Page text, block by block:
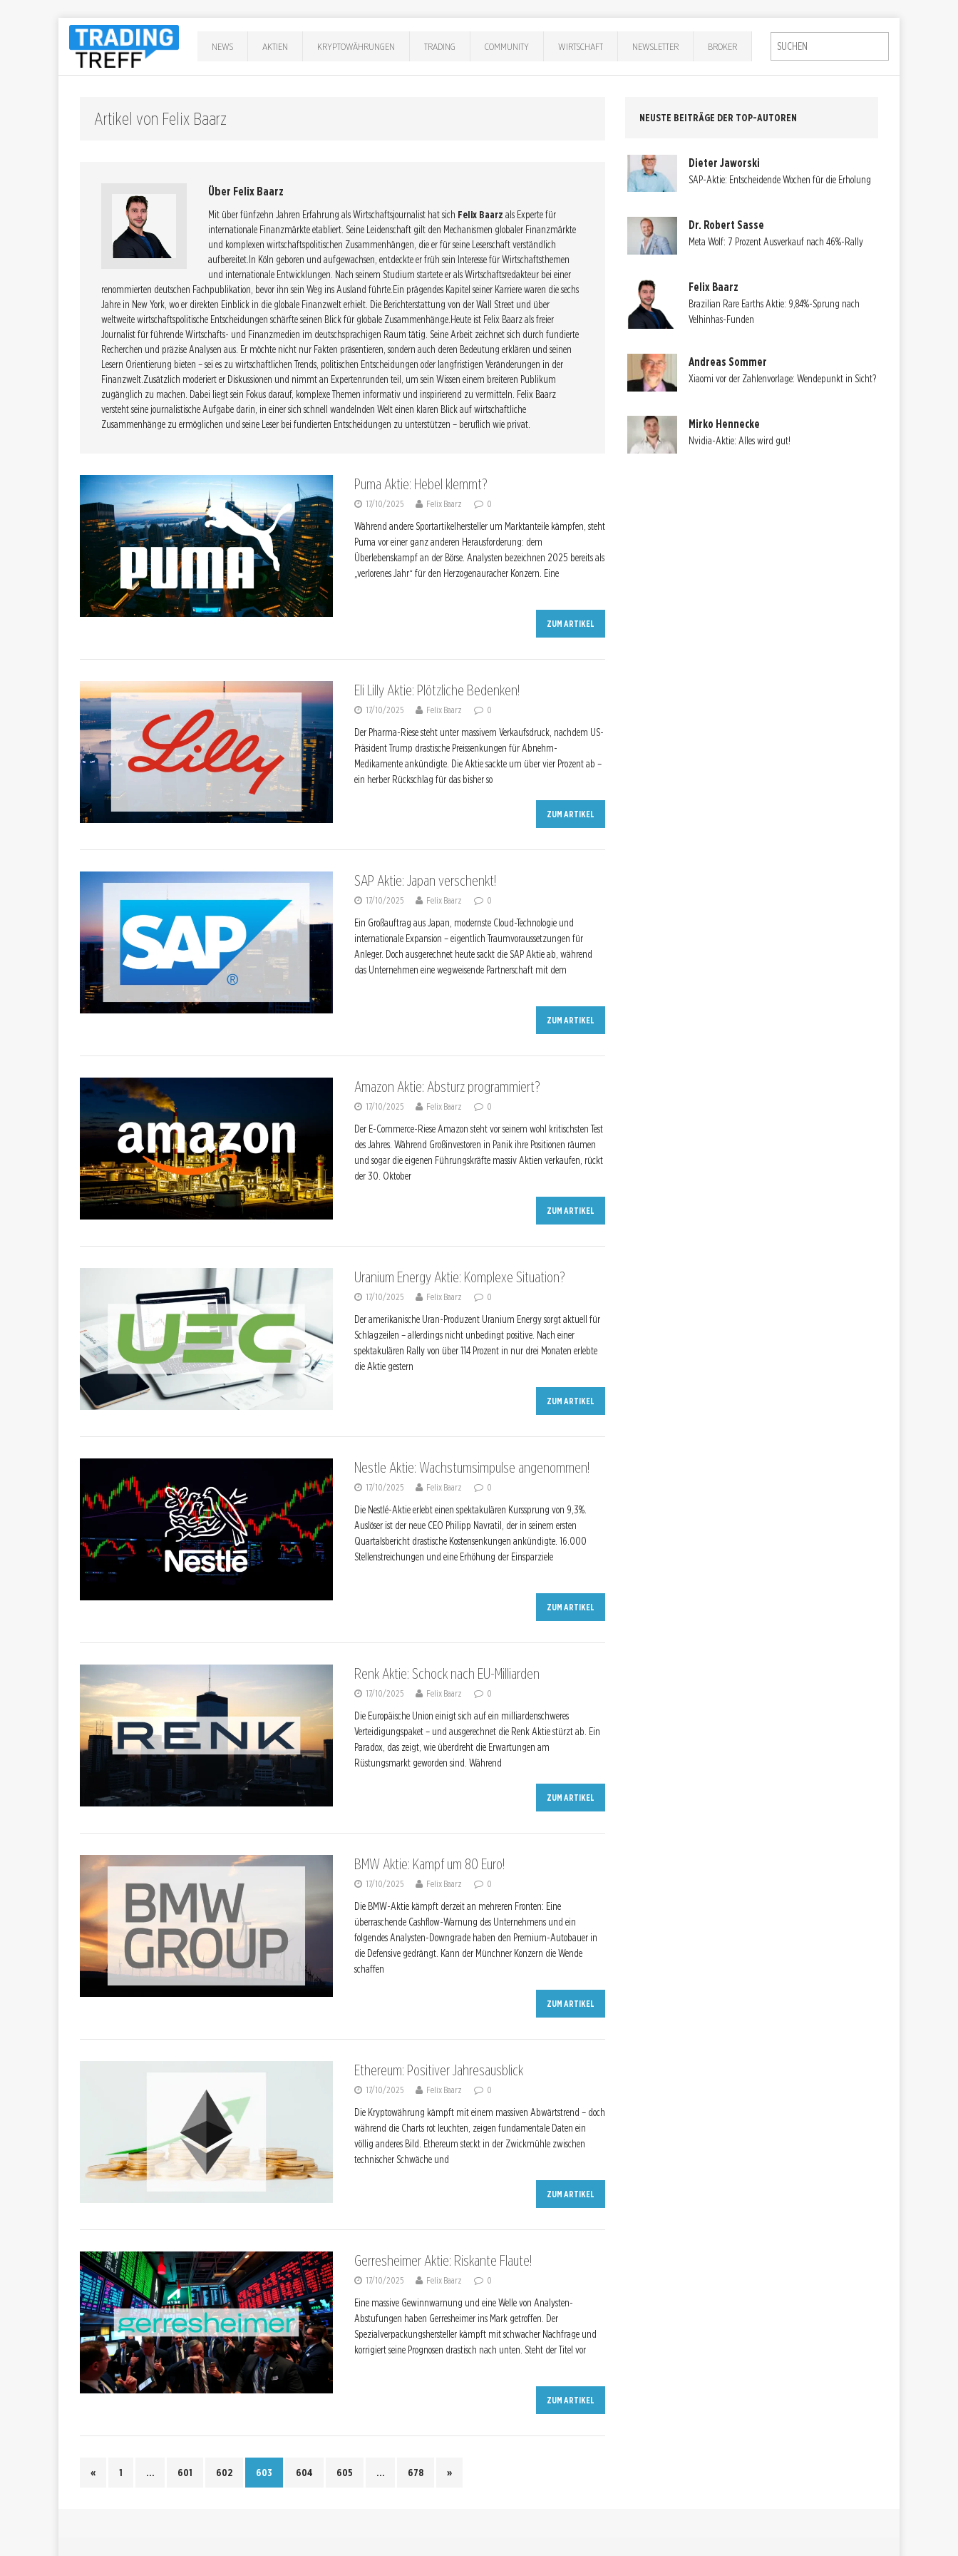
NEWS AKTIEN KRYPTOWÄHRUNGEN TRADING COMMUNITY WIRTSCHAFT NEWSLETTER BROKER
Artikel von Felix Baarz
Über Felix Baarz
Mit über fünfzehn Jahren Erfahrung als Wirtschaftsjournalist hat sich Felix Baarz als Experte für
internationale Finanzmärkte etabliert. Seine Leidenschaft gilt den Mechanismen globaler Finanzmärkte
und komplexen wirtschaftspolitischen Zusammenhängen, die er für seine Leserschaft verständlich
aufbereitet.In Köln geboren und aufgewachsen, entdeckte er früh sein Interesse für Wirtschaftsthemen
und internationale Entwicklungen. Nach seinem Studium startete er als Wirtschaftsredakteur bei einer
renommierten deutschen Fachpublikation, bevor ihn sein Weg ins Ausland führte.Ein prägendes Kapitel seiner Karriere waren die sechs
Jahre in New York, wo er direkten Einblick in die globale Finanzwelt erhielt. Die Berichterstattung von der Wall Street und über
weltweite wirtschaftspolitische Entscheidungen schärfte seinen Blick für globale Zusammenhänge.Heute ist Felix Baarz als freier
Journalist für führende Wirtschafts- und Finanzmedien im deutschsprachigen Raum tätig. Seine Arbeit zeichnet sich durch fundierte
Recherchen und präzise Analysen aus. Er möchte nicht nur Fakten präsentieren, sondern auch deren Bedeutung erklären und seinen
Lesern Orientierung bieten – sei es zu wirtschaftlichen Trends, politischen Entscheidungen oder langfristigen Veränderungen in der
Finanzwelt.Zusätzlich moderiert er Diskussionen und nimmt an Expertenrunden teil, um sein Wissen einem breiteren Publikum
zugänglich zu machen. Dabei liegt sein Fokus darauf, komplexe Themen informativ und inspirierend zu vermitteln. Felix Baarz
versteht seine journalistische Aufgabe darin, in einer sich schnell wandelnden Welt einen klaren Blick auf wirtschaftliche
Zusammenhänge zu ermöglichen und seine Leser bei fundierten Entscheidungen zu unterstützen – beruflich wie privat.
Puma Aktie: Hebel klemmt?
17/10/2025 Felix Baarz 0
Während andere Sportartikelhersteller um Marktanteile kämpfen, steht
Puma vor einer ganz anderen Herausforderung: dem
Überlebenskampf an der Börse. Analysten bezeichnen 2025 bereits als
„verlorenes Jahr“ für den Herzogenauracher Konzern. Eine
ZUM ARTIKEL
Eli Lilly Aktie: Plötzliche Bedenken!
17/10/2025 Felix Baarz 0
Der Pharma-Riese steht unter massivem Verkaufsdruck, nachdem US-
Präsident Trump drastische Preissenkungen für Abnehm-
Medikamente ankündigte. Die Aktie sackte um über vier Prozent ab –
ein herber Rückschlag für das bisher so
ZUM ARTIKEL
SAP Aktie: Japan verschenkt!
17/10/2025 Felix Baarz 0
Ein Großauftrag aus Japan, modernste Cloud-Technologie und
internationale Expansion – eigentlich Traumvoraussetzungen für
Anleger. Doch ausgerechnet heute sackt die SAP Aktie ab, während
das Unternehmen eine wegweisende Partnerschaft mit dem
ZUM ARTIKEL
Amazon Aktie: Absturz programmiert?
17/10/2025 Felix Baarz 0
Der E-Commerce-Riese Amazon steht vor seinem wohl kritischsten Test
des Jahres. Während Großinvestoren in Panik ihre Positionen räumen
und sogar die eigenen Führungskräfte massiv Aktien verkaufen, rückt
der 30. Oktober
ZUM ARTIKEL
Uranium Energy Aktie: Komplexe Situation?
17/10/2025 Felix Baarz 0
Der amerikanische Uran-Produzent Uranium Energy sorgt aktuell für
Schlagzeilen – allerdings nicht unbedingt positive. Nach einer
spektakulären Rally von über 114 Prozent in nur drei Monaten erlebte
die Aktie gestern
ZUM ARTIKEL
Nestle Aktie: Wachstumsimpulse angenommen!
17/10/2025 Felix Baarz 0
Die Nestlé-Aktie erlebt einen spektakulären Kurssprung von 9,3%.
Auslöser ist der neue CEO Philipp Navratil, der in seinem ersten
Quartalsbericht drastische Kostensenkungen ankündigte. 16.000
Stellenstreichungen und eine Erhöhung der Einsparziele
ZUM ARTIKEL
Renk Aktie: Schock nach EU-Milliarden
17/10/2025 Felix Baarz 0
Die Europäische Union einigt sich auf ein milliardenschweres
Verteidigungspaket – und ausgerechnet die Renk Aktie stürzt ab. Ein
Paradox, das zeigt, wie überdreht die Erwartungen am
Rüstungsmarkt geworden sind. Während
ZUM ARTIKEL
BMW Aktie: Kampf um 80 Euro!
17/10/2025 Felix Baarz 0
Die BMW-Aktie kämpft derzeit an mehreren Fronten: Eine
überraschende Cashflow-Warnung des Unternehmens und ein
folgendes Analysten-Downgrade haben den Premium-Autobauer in
die Defensive gedrängt. Kann der Münchner Konzern die Wende
schaffen
ZUM ARTIKEL
Ethereum: Positiver Jahresausblick
17/10/2025 Felix Baarz 0
Die Kryptowährung kämpft mit einem massiven Abwärtstrend – doch
während die Charts rot leuchten, zeigen fundamentale Daten ein
völlig anderes Bild. Ethereum steckt in der Zwickmühle zwischen
technischer Schwäche und
ZUM ARTIKEL
Gerresheimer Aktie: Riskante Flaute!
17/10/2025 Felix Baarz 0
Eine massive Gewinnwarnung und eine Welle von Analysten-
Abstufungen haben Gerresheimer ins Mark getroffen. Der
Spezialverpackungshersteller kämpft mit schwacher Nachfrage und
korrigiert seine Prognosen drastisch nach unten. Steht der Titel vor
ZUM ARTIKEL
« 1 … 601 602 603 604 605 … 678 »
NEUSTE BEITRÄGE DER TOP-AUTOREN
Dieter Jaworski
SAP-Aktie: Entscheidende Wochen für die Erholung
Dr. Robert Sasse
Meta Wolf: 7 Prozent Ausverkauf nach 46%-Rally
Felix Baarz
Brazilian Rare Earths Aktie: 9,84%-Sprung nach
Velhinhas-Funden
Andreas Sommer
Xiaomi vor der Zahlenvorlage: Wendepunkt in Sicht?
Mirko Hennecke
Nvidia-Aktie: Alles wird gut!